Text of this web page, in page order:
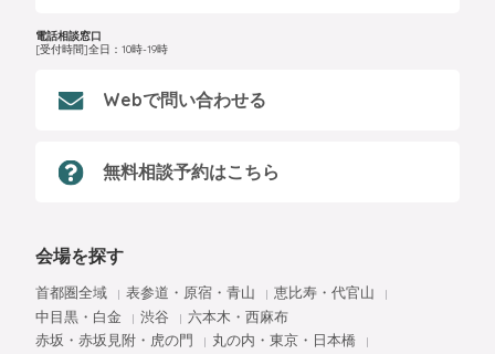
電話相談窓口
[受付時間]全日：10時-19時
Webで問い合わせる
無料相談予約はこちら
会場を探す
首都圏全域 表参道・原宿・青山
恵比寿・代官山
中目黒・白金
渋谷
六本木・西麻布
赤坂・赤坂見附・虎の門
丸の内・東京・日本橋